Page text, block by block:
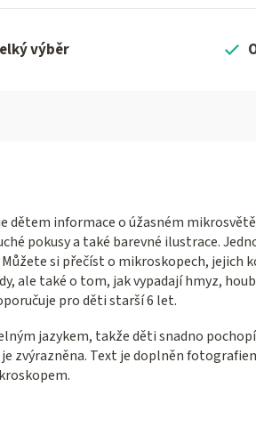
výběr
dětem informace o úžasném
pokusy a také barevné ilustrace.
si přečíst o mikroskopech, jejich
ale také o tom, jak vypadají hmyz,
pro děti starší 6 let.
jazykem, takže děti snadno
zvýrazněna. Text je doplněn